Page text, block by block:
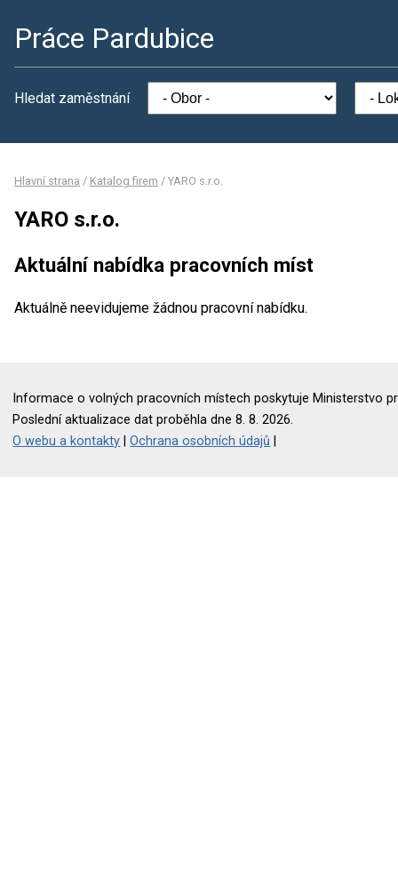
Práce Pardubice
Hledat zaměstnání
Hlavní strana / Katalog firem / YARO s.r.o.
YARO s.r.o.
Aktuální nabídka pracovních míst
Aktuálně neevidujeme žádnou pracovní nabídku.
Informace o volných pracovních místech poskytuje Ministerstvo
Poslední aktualizace dat proběhla dne 8. 8. 2026.
O webu a kontakty |Ochrana osobních údajů